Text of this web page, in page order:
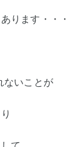
ります・・・
ないことが